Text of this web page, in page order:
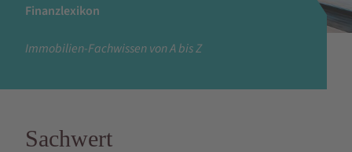
Finanzlexikon
Immobilien-Fachwissen von A bis Z
Sachwert